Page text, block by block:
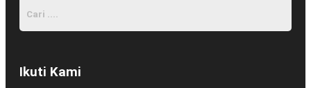
Ikuti Kami